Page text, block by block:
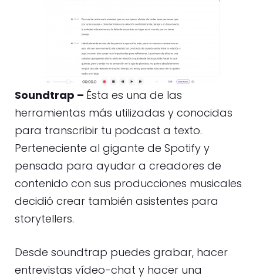
Soundtrap – Ésta es una de las
herramientas más utilizadas y conocidas
para transcribir tu podcast a texto.
Perteneciente al gigante de Spotify y
pensada para ayudar a creadores de
contenido con sus producciones musicales
decidió crear también asistentes para
storytellers.
Desde soundtrap puedes grabar, hacer
entrevistas vídeo-chat y hacer una